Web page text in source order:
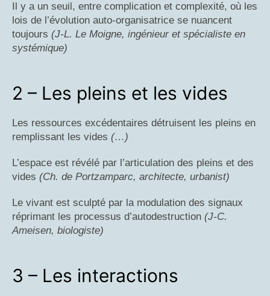
Il y a un seuil, entre complication et complexité, où les
lois de l’évolution auto-organisatrice se nuancent
toujours (J-L. Le Moigne, ingénieur et spécialiste en
systémique)
2 – Les pleins et les vides
Les ressources excédentaires détruisent les pleins en
remplissant les vides (…)
L’espace est révélé par l’articulation des pleins et des
vides (Ch. de Portzamparc, architecte, urbanist)
Le vivant est sculpté par la modulation des signaux
réprimant les processus d’autodestruction (J-C.
Ameisen, biologiste)
3 – Les interactions